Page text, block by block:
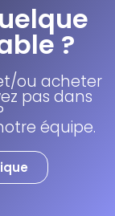
?
ou acheter
pas dans
équipe.